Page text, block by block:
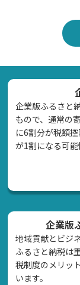
企業版ふるさと
もので、通常の
に6割分が税額
が1割になる可能
企業版
地域貢献とビジ
ふるさと納税は
税制度のメリッ
います。